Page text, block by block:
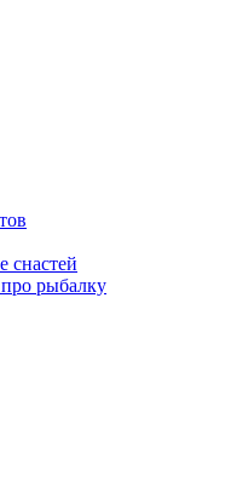
снастей
рыбалку